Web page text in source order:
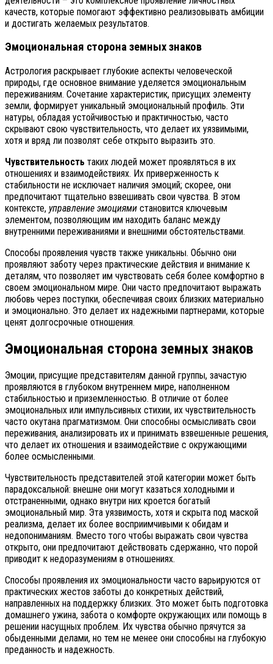
качеств, которые помогают эффективно реализовывать амбиции
и достигать желаемых результатов.
Эмоциональная сторона земных знаков
Астрология раскрывает глубокие аспекты человеческой
природы, где основное внимание уделяется эмоциональным
переживаниям. Сочетание характеристик, присущих элементу
земли, формирует уникальный эмоциональный профиль. Эти
натуры, обладая устойчивостью и практичностью, часто
скрывают свою чувствительность, что делает их уязвимыми,
хотя и вряд ли позволят себе открыто выразить это.
Чувствительность таких людей может проявляться в их
отношениях и взаимодействиях. Их приверженность к
стабильности не исключает наличия эмоций; скорее, они
предпочитают тщательно взвешивать свои чувства. В этом
контексте, управление эмоциями становится ключевым
элементом, позволяющим им находить баланс между
внутренними переживаниями и внешними обстоятельствами.
Способы проявления чувств также уникальны. Обычно они
проявляют заботу через практические действия и внимание к
деталям, что позволяет им чувствовать себя более комфортно в
своем эмоциональном мире. Они часто предпочитают выражать
любовь через поступки, обеспечивая своих близких материально
и эмоционально. Это делает их надежными партнерами, которые
ценят долгосрочные отношения.
Эмоциональная сторона земных знаков
Эмоции, присущие представителям данной группы, зачастую
проявляются в глубоком внутреннем мире, наполненном
стабильностью и приземленностью. В отличие от более
эмоциональных или импульсивных стихии, их чувствительность
часто окутана прагматизмом. Они способны осмысливать свои
переживания, анализировать их и принимать взвешенные решения,
что делает их отношения и взаимодействие с окружающими
более осмысленными.
Чувствительность представителей этой категории может быть
парадоксальной: внешне они могут казаться холодными и
отстраненными, однако внутри них кроется богатый
эмоциональный мир. Эта уязвимость, хотя и скрыта под маской
реализма, делает их более восприимчивыми к обидам и
недопониманиям. Вместо того чтобы выражать свои чувства
открыто, они предпочитают действовать сдержанно, что порой
приводит к недоразумениям в отношениях.
Способы проявления их эмоциональности часто варьируются от
практических жестов заботы до конкретных действий,
направленных на поддержку близких. Это может быть подготовка
домашнего ужина, забота о комфорте окружающих или помощь в
решении насущных проблем. Их чувства обычно прячутся за
обыденными делами, но тем не менее они способны на глубокую
преданность и надежность.